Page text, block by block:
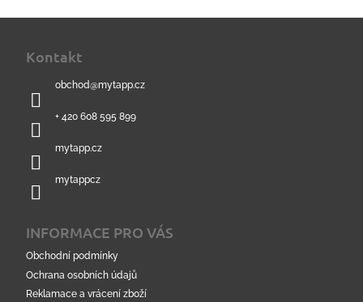
Kontakt
obchod@mytapp.cz
+ 420 608 595 899
mytapp.cz
mytappcz
INFORMACE PRO VÁS
Obchodní podmínky
Ochrana osobních údajů
Reklamace a vrácení zboží